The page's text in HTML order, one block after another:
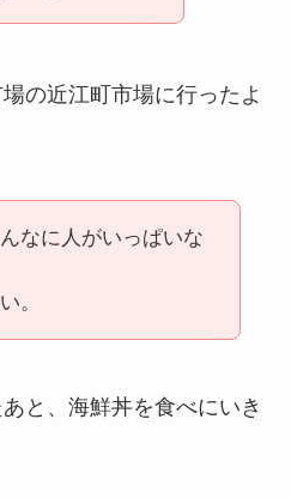
の近江町市場に行ったよ
なに人がいっぱいな
。
と、海鮮丼を食べにいき